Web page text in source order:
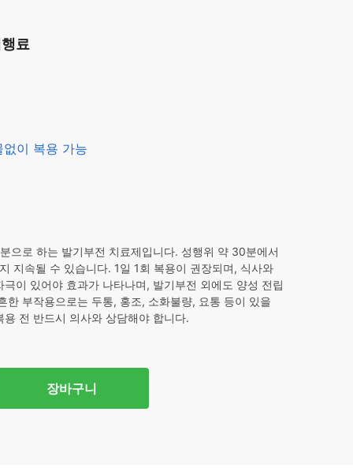
료
없이 복용 가능
으로 하는 발기부전 치료제입니다. 성행위 약 30분에서
지속될 수 있습니다. 1일 1회 복용이 권장되며, 식사와
이 있어야 효과가 나타나며, 발기부전 외에도 양성 전립
한 부작용으로는 두통, 홍조, 소화불량, 요통 등이 있을
전 반드시 의사와 상담해야 합니다.
장바구니